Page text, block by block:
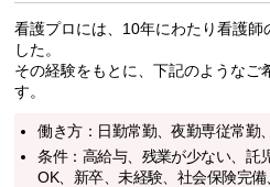
看護プロには、10年にわたり看護師
した。
その経験をもとに、下記のようなご
す。
働き方：日勤常勤、夜勤専従常勤
条件：高給与、残業が少ない、託
OK、新卒、未経験、社会保険完